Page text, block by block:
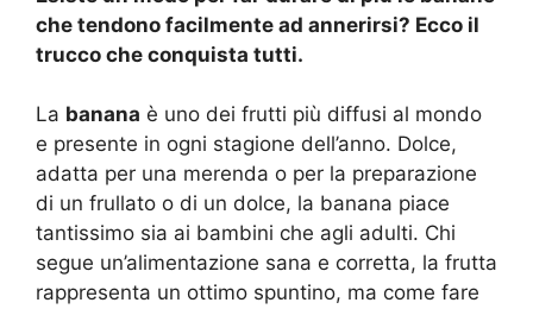
che tendono facilmente ad annerirsi? Ecco il
trucco che conquista tutti.
La banana è uno dei frutti più diffusi al mondo
e presente in ogni stagione dell’anno. Dolce,
adatta per una merenda o per la preparazione
di un frullato o di un dolce, la banana piace
tantissimo sia ai bambini che agli adulti. Chi
segue un’alimentazione sana e corretta, la frutta
rappresenta un ottimo spuntino, ma come fare